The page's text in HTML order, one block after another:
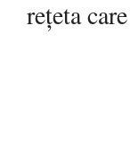
rețeta